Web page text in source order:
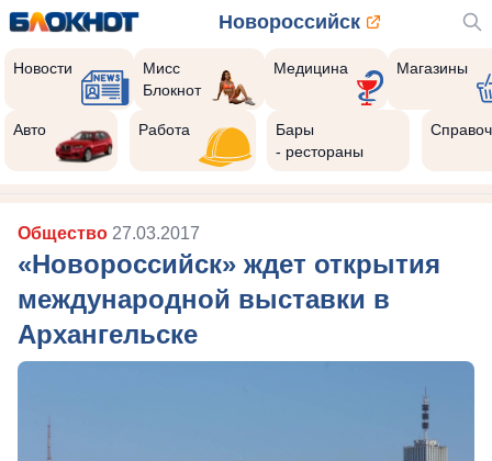
Новороссийск
Новости
Мисс
Блокнот
Медицина Магазины
Авто Работа
Бары
- рестораны
Общество 27.03.2017
«Новороссийск» ждет открытия
международной выставки в
Архангельске